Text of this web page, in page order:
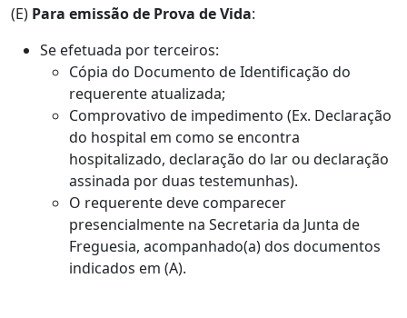
(E) Para emissão de Prova de Vida:
Se efetuada por terceiros:
Cópia do Documento de Identificação do
requerente atualizada;
Comprovativo de impedimento (Ex. Declaração
do hospital em como se encontra
hospitalizado, declaração do lar ou declaração
assinada por duas testemunhas).
O requerente deve comparecer
presencialmente na Secretaria da Junta de
Freguesia, acompanhado(a) dos documentos
indicados em (A).